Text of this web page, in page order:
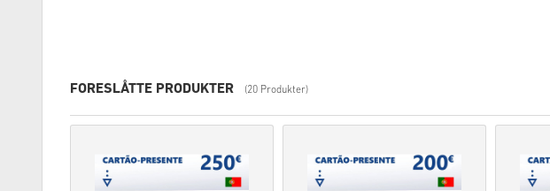
FORESLÅTTE PRODUKTER (20 Produkter)